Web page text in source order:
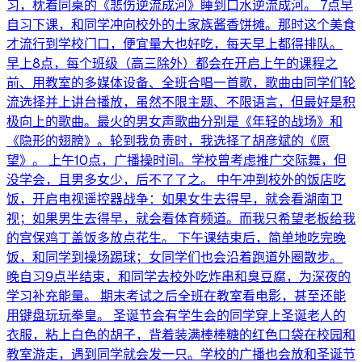
习，枕着同桌的《悲伤逆流成河》睡到口水逆流成河。 7点早
自习下课，和同学冲向校外的土家族酱香饼摊。那时这个美食
才流行到学校门口，便宜量大也好吃，每天早上都得排队。
早上8点，每个班级（高三除外）都会在开启上午的课程之
前、用教室的多媒体设备、全班合唱一首歌，歌曲由同学们轮
流选择并上讲台播放，虽然不限主题、不限语言，但最好是积
极向上的歌曲。最火的男女声歌曲分别是《年轻的战场》和
《隐形的翅膀》。轮到我负责时，我选择了胡彦斌的《愿
望》。 上午10点，广播操时间。学校曾考虑推广交际舞，但
没学会，且男多女少，后不了了之。 中午冲到校外的饭店吃
饭，开启电视遥控器战争：如果女生去得早，就会看湖南卫
视；如果男生去得早，就会看体育频道。而我只希望老板给我
的宫保鸡丁盖饭多放点花生。 下午课结束后，简单地吃完晚
饭，和同学到操场踢球；女同学们也会沿着跑道外圈散步。
晚自习9点半结束，和同学去校外吃炸串和臭豆腐，为深夜的
学习补充能量。 期末考试之后全班在教室看电影，甚至还能
用键盘玩玩拳皇。 圣诞节会有学生会的同学穿上圣诞老人的
衣服，粘上白色的胡子，背着装满棒棒糖的红色口袋在校园和
教室游走，遇到同学就会发一只。学校的广播也会放和圣诞节